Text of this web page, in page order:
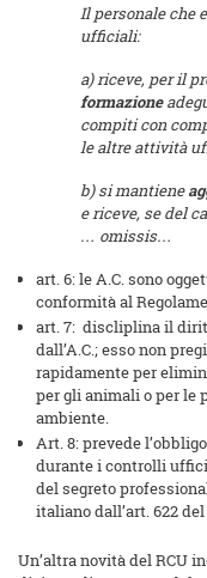
Il personale che
ufficiali:
a) riceve, per il
formazione
compiti con
le altre attività
b) si mantiene
e riceve, se del
… omissis…
art. 6: le A.C. sono
conformità al
art. 7: discliplina il
dall’A.C.; esso non
rapidamente per
per gli animali o per le
ambiente.
Art. 8: prevede
durante i controlli
del segreto
italiano dall’art. 622
Un’altra novità del RCU